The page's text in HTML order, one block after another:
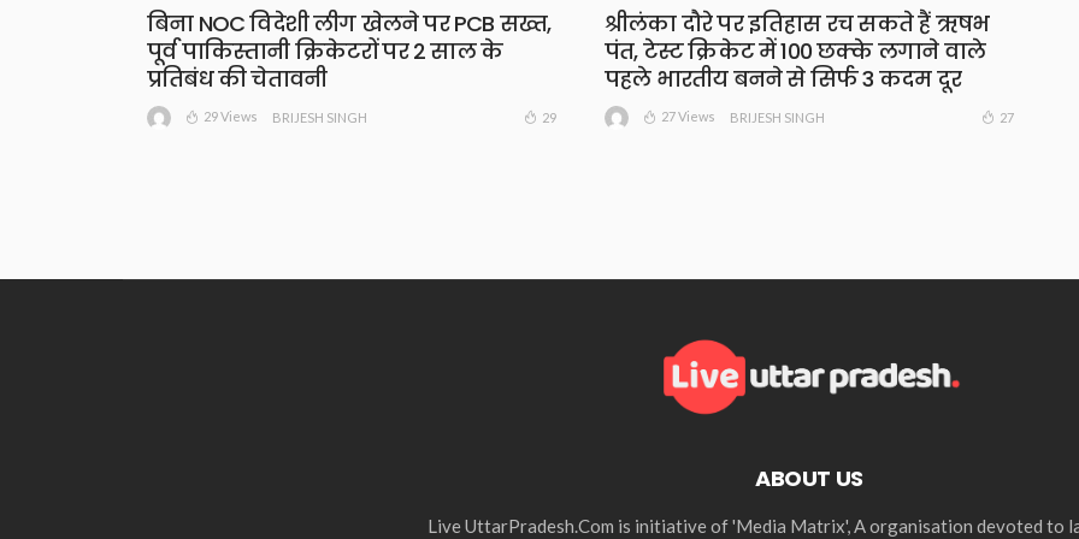
बिना NOC विदेशी लीग खेलने पर PCB सख्त,
पूर्व पाकिस्तानी क्रिकेटरों पर 2 साल के
प्रतिबंध की चेतावनी
29 Views BRIJESH SINGH 29
श्रीलंका दौरे पर इतिहास रच सकते हैं ऋषभ
पंत, टेस्ट क्रिकेट में 100 छक्के लगाने वाले
पहले भारतीय बनने से सिर्फ 3 कदम दूर
27 Views BRIJESH SINGH 27
ABOUT US
Live UttarPradesh.Com is initiative of 'Media Matrix', A organisation devoted to